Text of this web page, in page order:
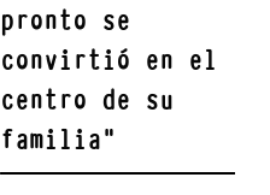
pronto se
convirtió en el
centro de su
familia"